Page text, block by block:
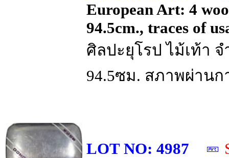
European Art: 4
94.5cm., traces of
ศิลปะยุโรป ไม้เท้า
94.5ซม. สภาพผ่าน
LOT NO: 4987